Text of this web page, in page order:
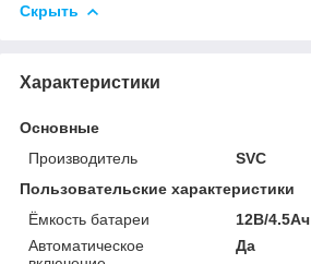
Скрыть
Характеристики
Основные
Производитель
SVC
Пользовательские характеристики
Ёмкость батареи
12В/4.5Ач
Автоматическое
Да